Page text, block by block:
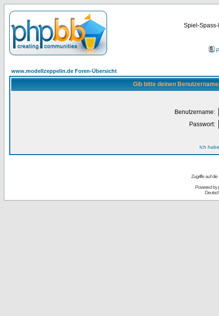
Spiel-
www.modellzeppelin.de Foren-Übersicht
Gib bitte deinen
Benutzername:
Passwort:
Ich
Zugriffe auf
Powered by